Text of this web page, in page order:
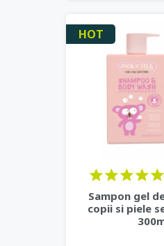
HOT
Sampon gel
copii si piele